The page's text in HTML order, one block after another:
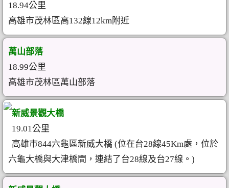
18.94公里
高雄市茂林區高132線12km附近
萬山部落
18.99公里
高雄市茂林區萬山部落
新威景觀大橋
19.01公里
高雄市844六龜區新威大橋 (位在台28線45Km處，位於
六龜大橋與大津橋間，連結了台28線及台27線。)